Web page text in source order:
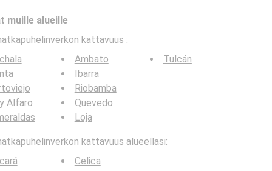
muille alueille
kattavuus :
Alfaro
Ambato
Ibarra
Riobamba
Quevedo
Loja
Tulcán
kattavuus alueellasi:
Celica